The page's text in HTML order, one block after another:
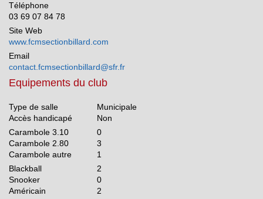
Téléphone
03 69 07 84 78
Site Web
www.fcmsectionbillard.com
Email
contact.fcmsectionbillard@sfr.fr
Equipements du club
Type de salle
Municipale
Accès handicapé
Non
Carambole 3.10
0
Carambole 2.80
3
Carambole autre
1
Blackball
2
Snooker
0
Américain
2